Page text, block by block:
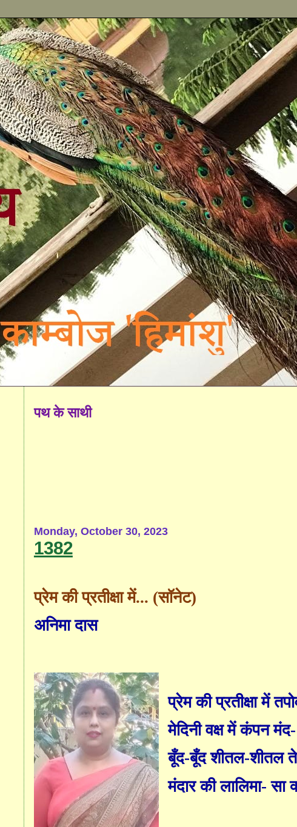
पथ के साथी
Monday, October 30, 2023
1382
प्रेम की प्रतीक्षा में... (सॉनेट)
अनिमा दास
प्रेम की प्रतीक्षा में
मेदिनी वक्ष में कंपन मंद-
बूँद-बूँद शीतल-शीतल
मंदार की लालिमा- सा